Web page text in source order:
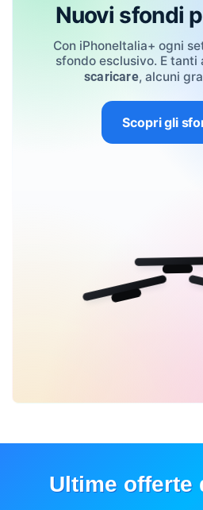
Nuovi sfondi
Con iPhoneItalia+ ogni
sfondo esclusivo. E tanti
scaricare, alcuni
Scopri gli
Ultime offerte